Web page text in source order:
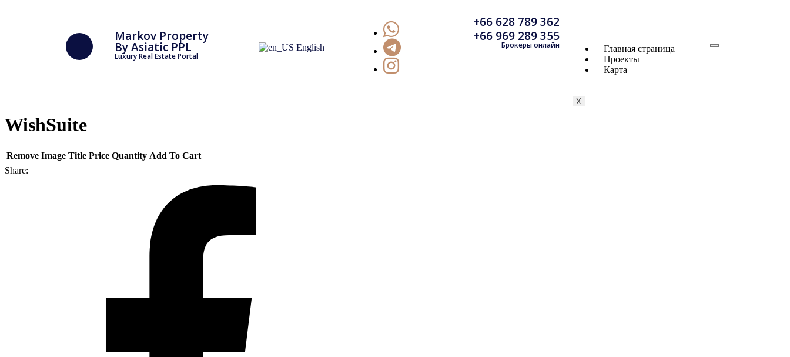
Markov Property
By Asiatic PPL
Luxury Real Estate Portal
English
+66 628 789 362
+66 969 289 355
Брокеры онлайн
Главная страница
Проекты
Карта
X
WishSuite
Remove Image Title Price Quantity Add To Cart
Share: